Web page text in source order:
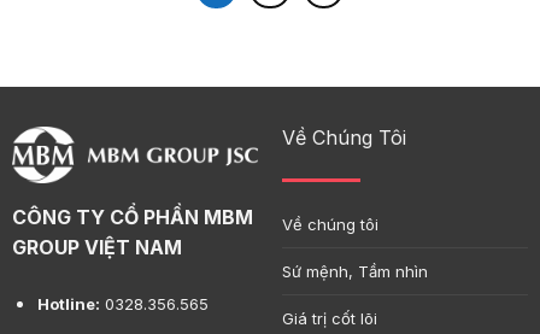
CÔNG TY CỔ PHẦN MBM
GROUP VIỆT NAM
Hotline: 0328.356.565
Về Chúng Tôi
Về chúng tôi
Sứ mệnh, Tầm nhìn
Giá trị cốt lõi